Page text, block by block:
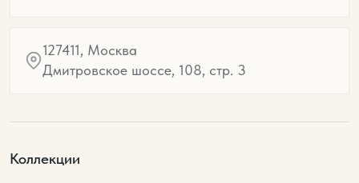
127411, Москва
Дмитровское шоссе, 108, стр. 3
Коллекции